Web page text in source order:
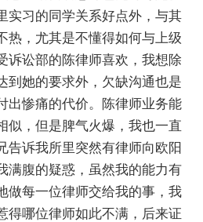
实习的同学关系好点外，与其
热，尤其是不懂得如何与上级
诉讼部的陈律师喜欢，我想除
到她的要求外，欠缺沟通也是
出惨痛的代价。陈律师业务能
似，但是脾气火爆，我也一直
告诉我所里突然有律师向欧阳
满腹的疑惑，虽然我的能力有
做每一位律师交给我的事，我
得哪位律师如此不满，后来证